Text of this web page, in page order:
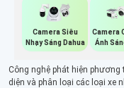
Camera Siêu
Nhạy Sáng Dahua
Camera
Ánh
Công nghệ phát hiện
diện và phân loại các loại xe